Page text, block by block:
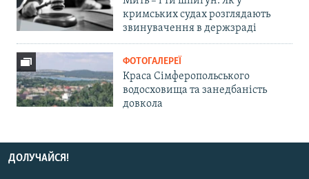
кримських судах розглядають
звинувачення в держзраді
ФОТОГАЛЕРЕЇ
Краса Сімферопольського
водосховища та занедбаність
довкола
ДОЛУЧАЙСЯ!